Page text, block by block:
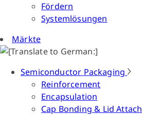
Fördern
Systemlösungen
Märkte
Semiconductor Packaging
Reinforcement
Encapsulation
Cap Bonding & Lid Attach